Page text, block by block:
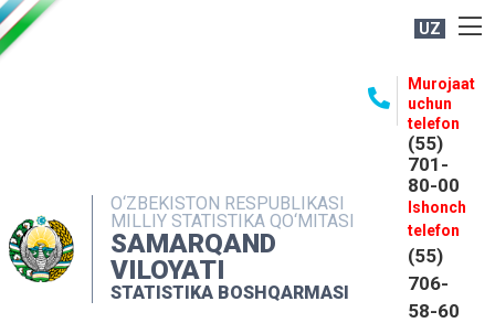
UZ
O‘ZBEKISTON RESPUBLIKASI
MILLIY STATISTIKA QO‘MITASI
SAMARQAND
VILOYATI
STATISTIKA BOSHQARMASI
Murojaat
uchun
telefon
(55)
701-
80-00
Ishonch
telefon
(55)
706-
58-60
MATBUOT XIZMATI
MUROJAATLAR
KONTAKTLAR